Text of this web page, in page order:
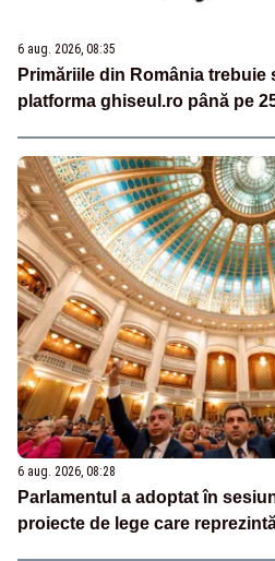
6 aug. 2026, 08:35
Primăriile din România trebuie
platforma ghiseul.ro până pe
6 aug. 2026, 08:28
Parlamentul a adoptat în
proiecte de lege care